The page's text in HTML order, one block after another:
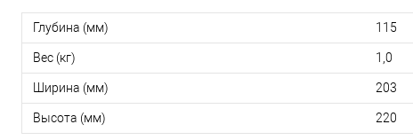
Глубина (мм) 115
Вес (кг) 1,0
Ширина (мм) 203
Высота (мм) 220